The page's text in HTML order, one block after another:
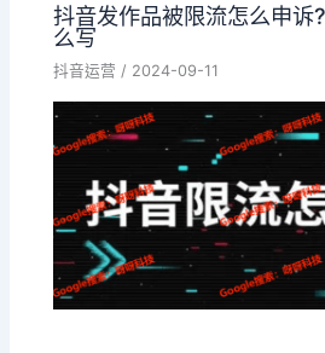
抖音发作品被限流怎么申诉
么写
抖音运营 / 2024-09-11